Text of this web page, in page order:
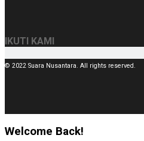
IKUTI KAMI
© 2022 Suara Nusantara. All rights reserved.
Welcome Back!